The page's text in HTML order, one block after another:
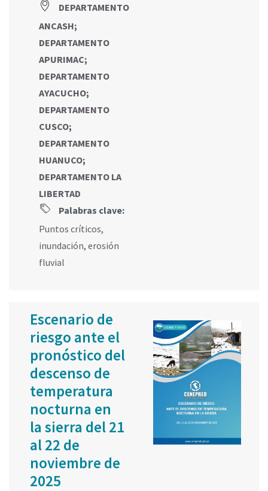
DEPARTAMENTO
ANCASH;
DEPARTAMENTO
APURIMAC;
DEPARTAMENTO
AYACUCHO;
DEPARTAMENTO
CUSCO;
DEPARTAMENTO
HUANUCO;
DEPARTAMENTO LA
LIBERTAD
Palabras clave:
Puntos críticos,
inundación, erosión
fluvial
Escenario de
riesgo ante el
pronóstico del
descenso de
temperatura
nocturna en
la sierra del 21
al 22 de
noviembre de
2025